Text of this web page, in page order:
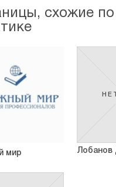
схожие по
мир Лобанов